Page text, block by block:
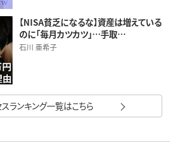
【NISA貧乏になるな】資産は増えている
のに「毎月カツカツ」…手取…
石川 亜希子
ランキング一覧はこちら